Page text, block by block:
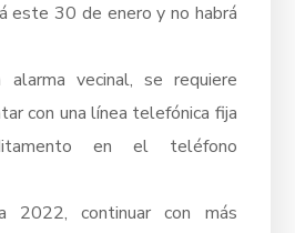
este 30 de enero y no habrá
alarma vecinal, se requiere
con una línea telefónica fija
en el teléfono
2022, continuar con más